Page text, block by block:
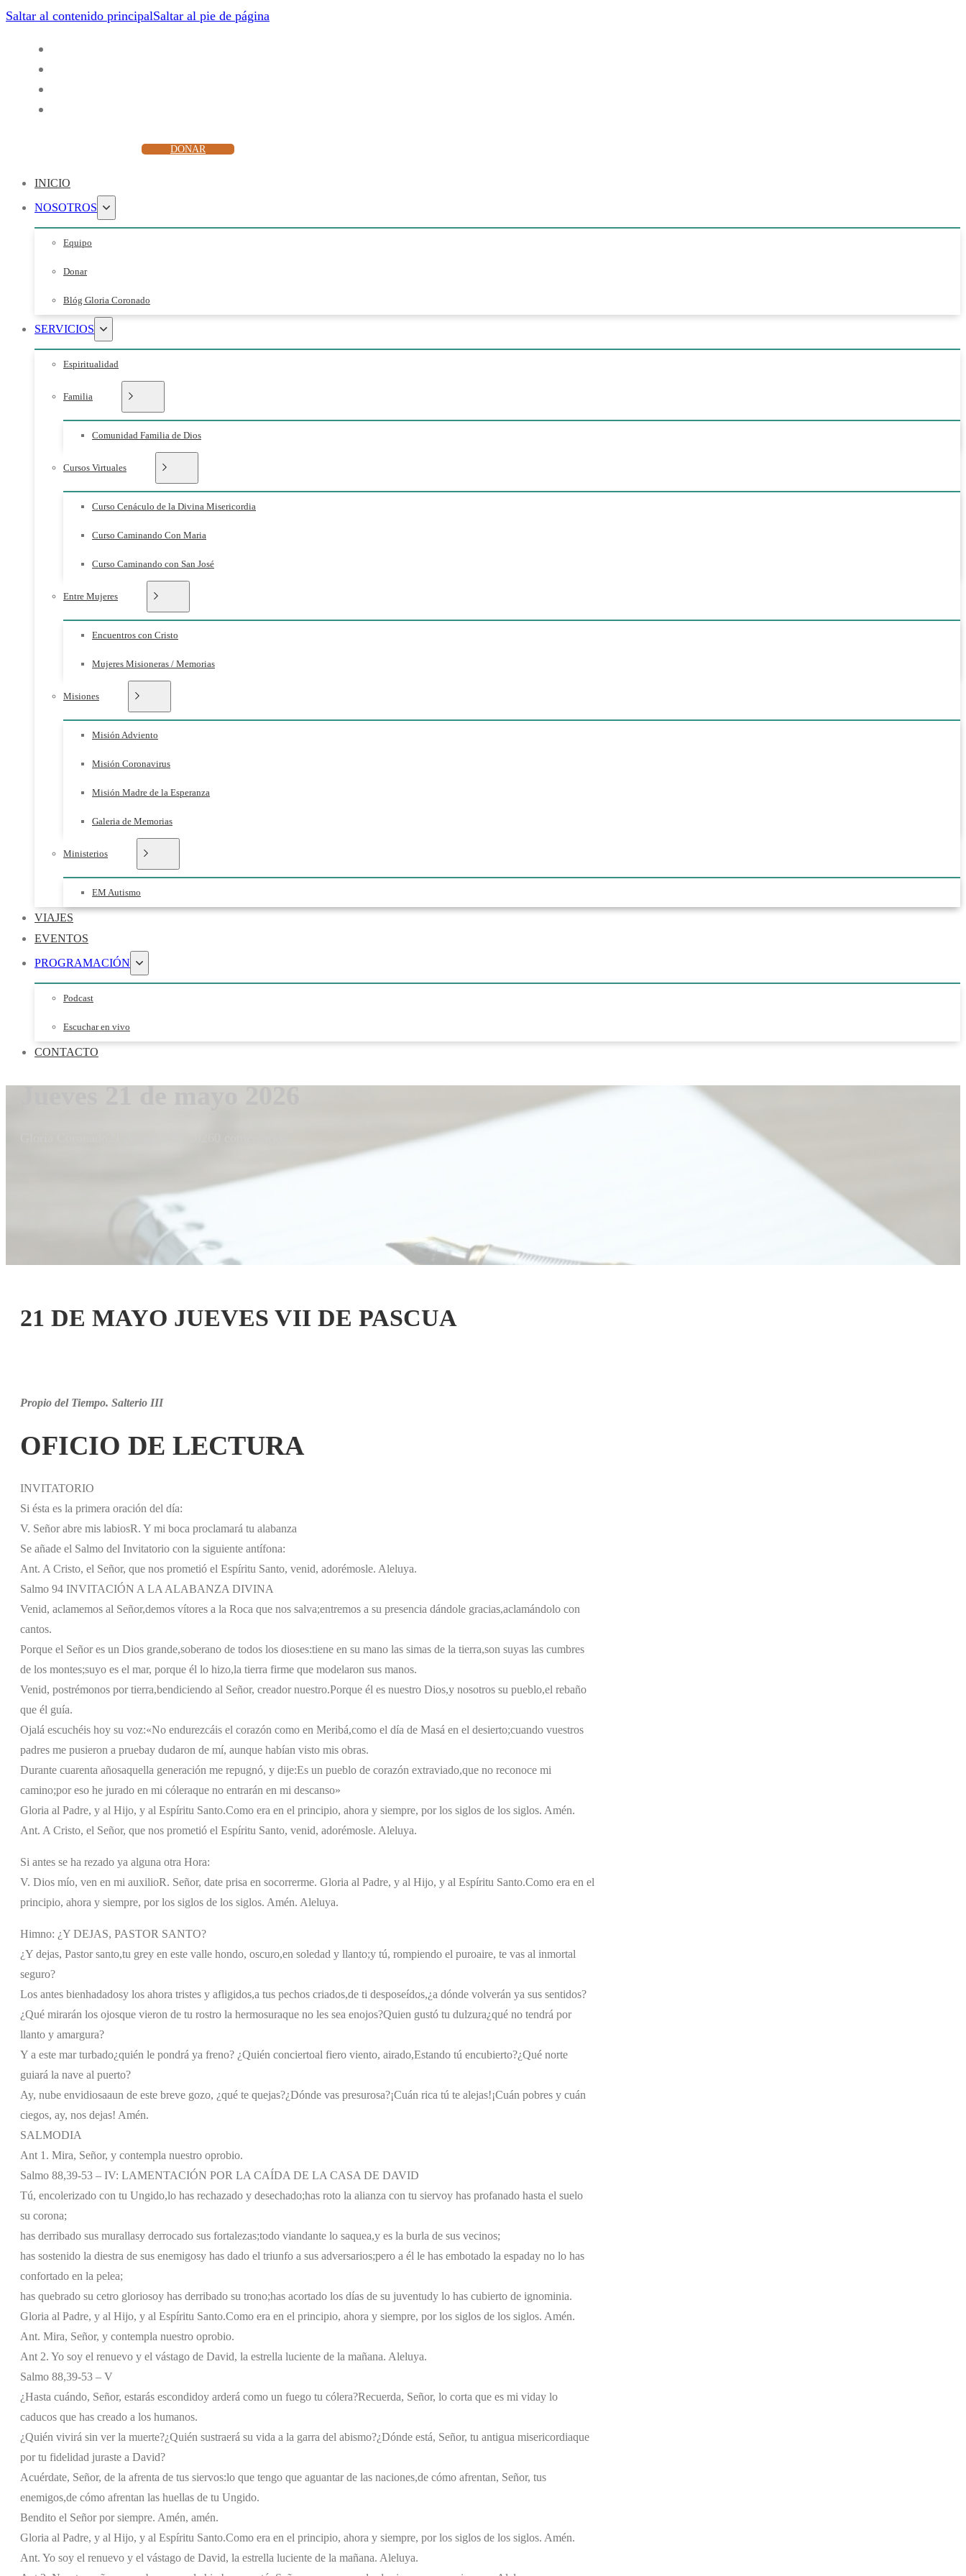
Saltar al contenido principalSaltar al pie de página
DONAR
INICIO
NOSOTROS
Equipo
Donar
Blóg Gloria Coronado
SERVICIOS
Espiritualidad
Familia
Comunidad Familia de Dios
Cursos Virtuales
Curso Cenáculo de la Divina Misericordia
Curso Caminando Con Maria
Curso Caminando con San José
Entre Mujeres
Encuentros con Cristo
Mujeres Misioneras / Memorias
Misiones
Misión Adviento
Misión Coronavirus
Misión Madre de la Esperanza
Galeria de Memorias
Ministerios
EM Autismo
VIAJES
EVENTOS
PROGRAMACIÓN
Podcast
Escuchar en vivo
CONTACTO
Jueves 21 de mayo 2026
21 DE MAYO JUEVES VII DE PASCUA
Propio del Tiempo. Salterio III
OFICIO DE LECTURA
INVITATORIO
Si ésta es la primera oración del día:
V. Señor abre mis labiosR. Y mi boca proclamará tu alabanza
Se añade el Salmo del Invitatorio con la siguiente antífona:
Ant. A Cristo, el Señor, que nos prometió el Espíritu Santo, venid, adorémosle. Aleluya.
Salmo 94 INVITACIÓN A LA ALABANZA DIVINA
Venid, aclamemos al Señor,demos vítores a la Roca que nos salva;entremos a su presencia dándole gracias,aclamándolo con
cantos.
Porque el Señor es un Dios grande,soberano de todos los dioses:tiene en su mano las simas de la tierra,son suyas las cumbres
de los montes;suyo es el mar, porque él lo hizo,la tierra firme que modelaron sus manos.
Venid, postrémonos por tierra,bendiciendo al Señor, creador nuestro.Porque él es nuestro Dios,y nosotros su pueblo,el rebaño
que él guía.
Ojalá escuchéis hoy su voz:«No endurezcáis el corazón como en Meribá,como el día de Masá en el desierto;cuando vuestros
padres me pusieron a pruebay dudaron de mí, aunque habían visto mis obras.
Durante cuarenta añosaquella generación me repugnó, y dije:Es un pueblo de corazón extraviado,que no reconoce mi
camino;por eso he jurado en mi cóleraque no entrarán en mi descanso»
Gloria al Padre, y al Hijo, y al Espíritu Santo.Como era en el principio, ahora y siempre, por los siglos de los siglos. Amén.
Ant. A Cristo, el Señor, que nos prometió el Espíritu Santo, venid, adorémosle. Aleluya.
Si antes se ha rezado ya alguna otra Hora:
V. Dios mío, ven en mi auxilioR. Señor, date prisa en socorrerme. Gloria al Padre, y al Hijo, y al Espíritu Santo.Como era en el
principio, ahora y siempre, por los siglos de los siglos. Amén. Aleluya.
Himno: ¿Y DEJAS, PASTOR SANTO?
¿Y dejas, Pastor santo,tu grey en este valle hondo, oscuro,en soledad y llanto;y tú, rompiendo el puroaire, te vas al inmortal
seguro?
Los antes bienhadadosy los ahora tristes y afligidos,a tus pechos criados,de ti desposeídos,¿a dónde volverán ya sus sentidos?
¿Qué mirarán los ojosque vieron de tu rostro la hermosuraque no les sea enojos?Quien gustó tu dulzura¿qué no tendrá por
llanto y amargura?
Y a este mar turbado¿quién le pondrá ya freno? ¿Quién conciertoal fiero viento, airado,Estando tú encubierto?¿Qué norte
guiará la nave al puerto?
Ay, nube envidiosaaun de este breve gozo, ¿qué te quejas?¿Dónde vas presurosa?¡Cuán rica tú te alejas!¡Cuán pobres y cuán
ciegos, ay, nos dejas! Amén.
SALMODIA
Ant 1. Mira, Señor, y contempla nuestro oprobio.
Salmo 88,39-53 – IV: LAMENTACIÓN POR LA CAÍDA DE LA CASA DE DAVID
Tú, encolerizado con tu Ungido,lo has rechazado y desechado;has roto la alianza con tu siervoy has profanado hasta el suelo
su corona;
has derribado sus murallasy derrocado sus fortalezas;todo viandante lo saquea,y es la burla de sus vecinos;
has sostenido la diestra de sus enemigosy has dado el triunfo a sus adversarios;pero a él le has embotado la espaday no lo has
confortado en la pelea;
has quebrado su cetro gloriosoy has derribado su trono;has acortado los días de su juventudy lo has cubierto de ignominia.
Gloria al Padre, y al Hijo, y al Espíritu Santo.Como era en el principio, ahora y siempre, por los siglos de los siglos. Amén.
Ant. Mira, Señor, y contempla nuestro oprobio.
Ant 2. Yo soy el renuevo y el vástago de David, la estrella luciente de la mañana. Aleluya.
Salmo 88,39-53 – V
¿Hasta cuándo, Señor, estarás escondidoy arderá como un fuego tu cólera?Recuerda, Señor, lo corta que es mi viday lo
caducos que has creado a los humanos.
¿Quién vivirá sin ver la muerte?¿Quién sustraerá su vida a la garra del abismo?¿Dónde está, Señor, tu antigua misericordiaque
por tu fidelidad juraste a David?
Acuérdate, Señor, de la afrenta de tus siervos:lo que tengo que aguantar de las naciones,de cómo afrentan, Señor, tus
enemigos,de cómo afrentan las huellas de tu Ungido.
Bendito el Señor por siempre. Amén, amén.
Gloria al Padre, y al Hijo, y al Espíritu Santo.Como era en el principio, ahora y siempre, por los siglos de los siglos. Amén.
Ant. Yo soy el renuevo y el vástago de David, la estrella luciente de la mañana. Aleluya.